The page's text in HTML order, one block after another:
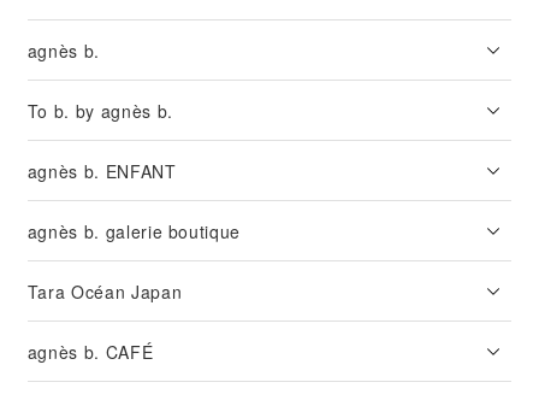
agnès b.
To b. by agnès b.
agnès b. ENFANT
agnès b. galerie boutique
Tara Océan Japan
agnès b. CAFÉ